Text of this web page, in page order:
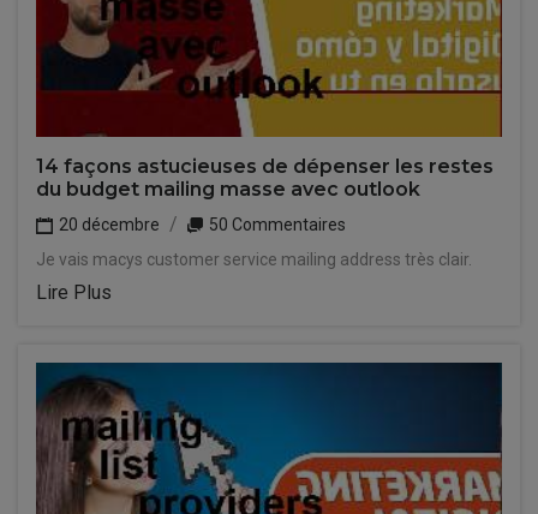
14 façons astucieuses de dépenser les restes
du budget mailing masse avec outlook
20 décembre
50 Commentaires
Je vais macys customer service mailing address très clair.
Lire Plus